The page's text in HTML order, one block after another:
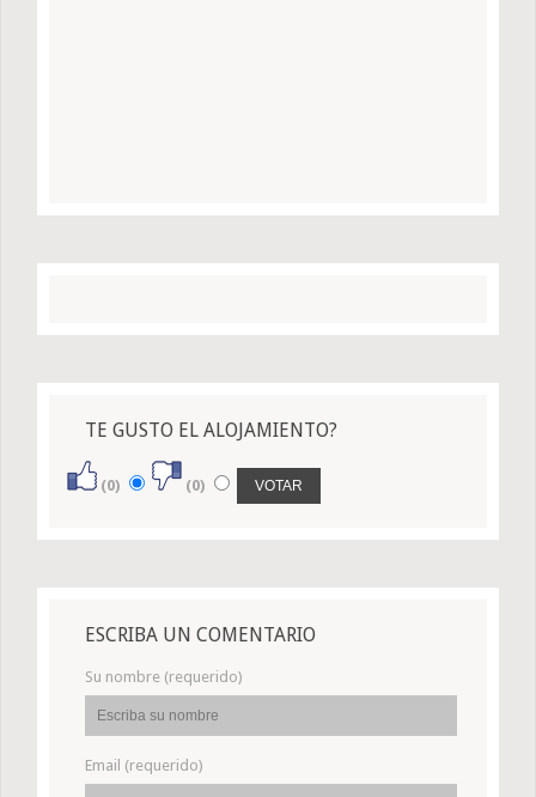
TE GUSTO EL ALOJAMIENTO?
(0) (0)
ESCRIBA UN COMENTARIO
Su nombre (requerido)
Email (requerido)